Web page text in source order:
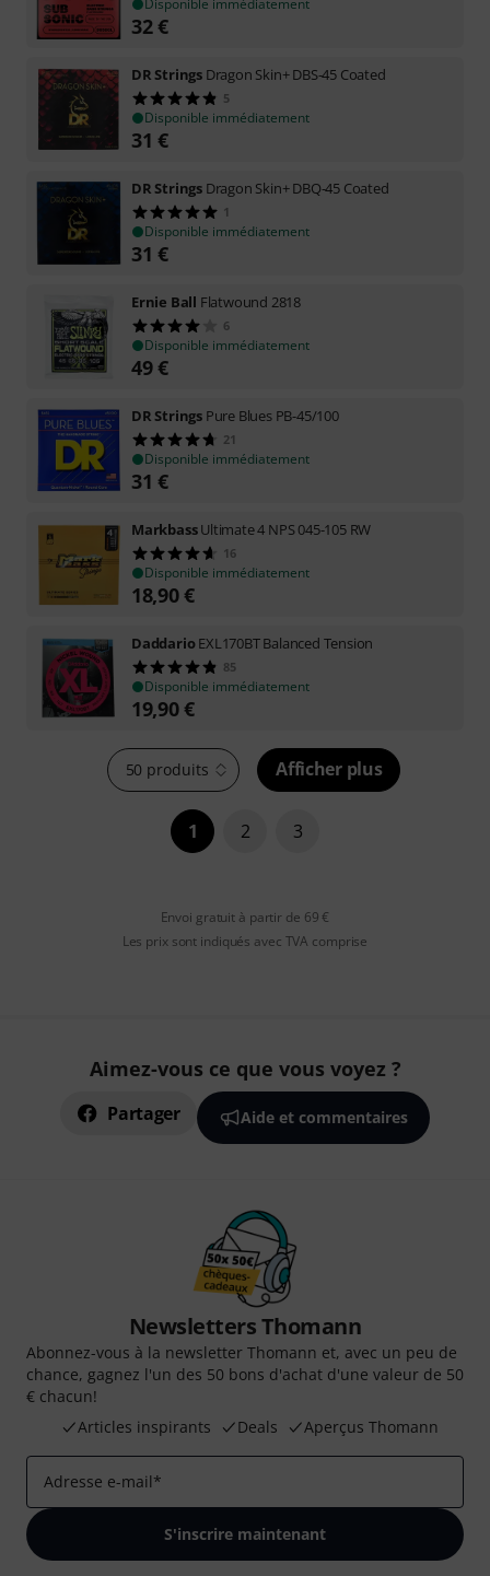
Disponible immédiatement
32€
DR Strings Dragon Skin+ DBS-45 Coated
5
Disponible immédiatement
31 €
DR Strings Dragon Skin+ DBQ-45 Coated
1
Disponible immédiatement
31 €
Ernie Ball Flatwound 2818
6
Disponible immédiatement
49€
DR Strings Pure Blues PB-45/100
21
Disponible immédiatement
31 €
MarkbassUltimate 4 NPS 045-105 RW
16
Disponible immédiatement
18,90€
DaddarioEXL170BT Balanced Tension
85
Disponible immédiatement
19,90€
50 produits Afficher plus
1 2 3
Envoi gratuit à partir de 69 €
Les prix sont indiqués avec TVA comprise
Aimez-vous ce que vous voyez ?
Partager Aide et commentaires
Newsletters Thomann
Abonnez-vous à la newsletter Thomann et, avec un peu de
chance, gagnez l'un des 50 bons d'achat d'une valeur de 50
€ chacun!
Articles inspirants
Deals Aperçus Thomann
Adresse e-mail*
S'inscrire maintenant